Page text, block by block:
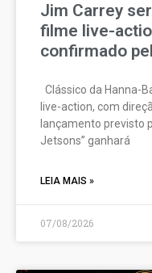
Jim Carrey
filme live-
confirmado
Clássico da Hanna-
live-action, com
lançamento previsto
Jetsons” ganhará
LEIA MAIS »
07/08/2026